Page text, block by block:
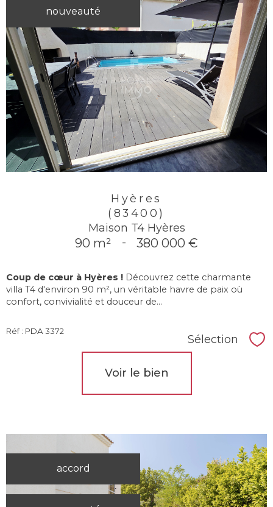
nouveauté
Hyères
(83400)
Maison T4 Hyères
90 m² - 380 000 €
Coup de cœur à Hyères ! Découvrez cette charmante
villa T4 d'environ 90 m², un véritable havre de paix où
confort, convivialité et douceur de...
Réf : PDA 3372
Sélection
Voir le bien
accord